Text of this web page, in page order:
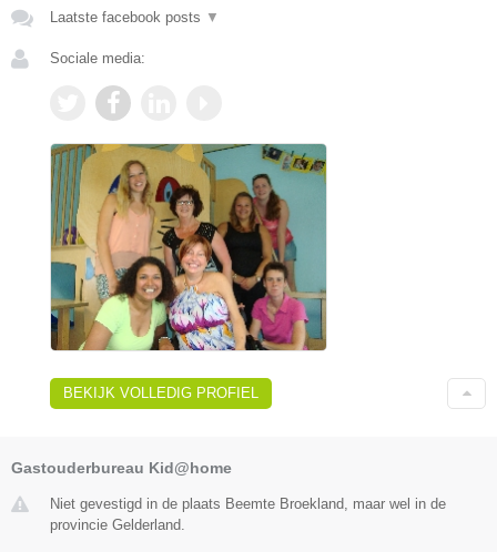
Laatste facebook posts ▼
Sociale media:
BEKIJK VOLLEDIG PROFIEL
Gastouderbureau Kid@home
Niet gevestigd in de plaats Beemte Broekland, maar wel in de
provincie Gelderland.